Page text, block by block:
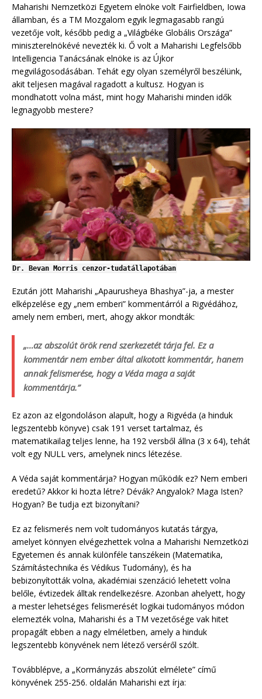
Maharishi Nemzetközi Egyetem elnöke volt Fairfieldben, Iowa
államban, és a TM Mozgalom egyik legmagasabb rangú
vezetője volt, később pedig a „Világbéke Globális Országa”
miniszterelnökévé nevezték ki. Ő volt a Maharishi Legfelsőbb
Intelligencia Tanácsának elnöke is az Újkor
megvilágosodásában. Tehát egy olyan személyről beszélünk,
akit teljesen magával ragadott a kultusz. Hogyan is
mondhatott volna mást, mint hogy Maharishi minden idők
legnagyobb mestere?
Dr. Bevan Morris cenzor-tudatállapotában
Ezután jött Maharishi „Apaurusheya Bhashya”-ja, a mester
elképzelése egy „nem emberi” kommentárról a Rigvédához,
amely nem emberi, mert, ahogy akkor mondták:
„…az abszolút örök rend szerkezetét tárja fel. Ez a
kommentár nem ember által alkotott kommentár, hanem
annak felismerése, hogy a Véda maga a saját
kommentárja.”
Ez azon az elgondoláson alapult, hogy a Rigvéda (a hinduk
legszentebb könyve) csak 191 verset tartalmaz, és
matematikailag teljes lenne, ha 192 versből állna (3 x 64), tehát
volt egy NULL vers, amelynek nincs létezése.
A Véda saját kommentárja? Hogyan működik ez? Nem emberi
eredetű? Akkor ki hozta létre? Dévák? Angyalok? Maga Isten?
Hogyan? Be tudja ezt bizonyítani?
Ez az felismerés nem volt tudományos kutatás tárgya,
amelyet könnyen elvégezhettek volna a Maharishi Nemzetközi
Egyetemen és annak különféle tanszékein (Matematika,
Számítástechnika és Védikus Tudomány), és ha
bebizonyították volna, akadémiai szenzáció lehetett volna
belőle, évtizedek álltak rendelkezésre. Azonban ahelyett, hogy
a mester lehetséges felismerését logikai tudományos módon
elemezték volna, Maharishi és a TM vezetősége vak hitet
propagált ebben a nagy elméletben, amely a hinduk
legszentebb könyvének nem létező verséről szólt.
Továbblépve, a „Kormányzás abszolút elmélete” című
könyvének 255-256. oldalán Maharishi ezt írja: